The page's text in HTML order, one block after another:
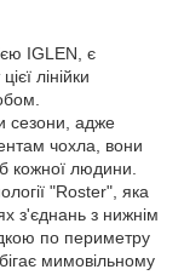
IGLEN, є
лінійки
сезони, адже
чохла, вони
кожної людини.
"Roster", яка
з'єднань з нижнім
по периметру
мимовільному